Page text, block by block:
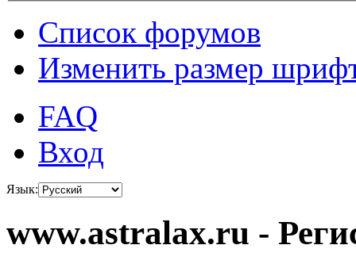
Список форумов
Изменить размер
FAQ
Вход
Язык:
www.astralax.ru -